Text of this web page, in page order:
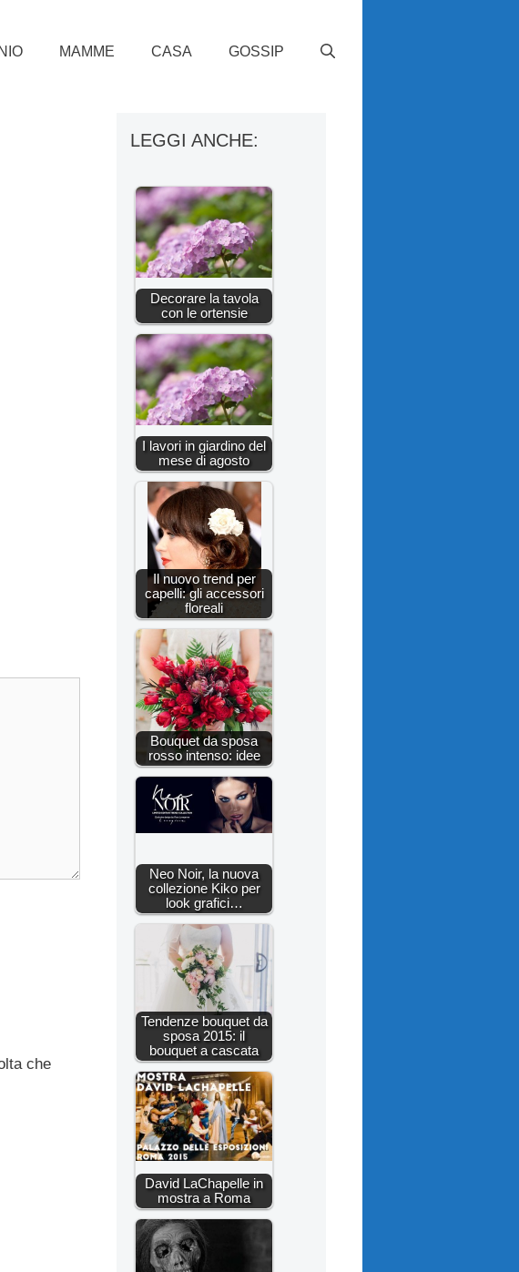
MAMME CASA GOSSIP
che
LEGGI ANCHE:
Decorare la tavola
con le ortensie
I lavori in giardino del
mese di agosto
Il nuovo trend per
capelli: gli accessori
floreali
Bouquet da sposa
rosso intenso: idee
Neo Noir, la nuova
collezione Kiko per
look grafici…
Tendenze bouquet da
sposa 2015: il
bouquet a cascata
David LaChapelle in
mostra a Roma